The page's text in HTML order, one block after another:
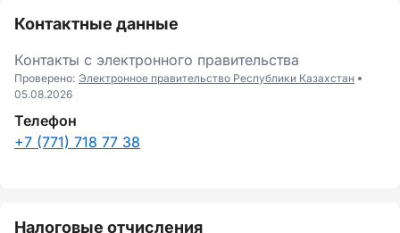
Контактные данные
Контакты с электронного правительства
Проверено: Электронное правительство Республики Казахстан
05.08.2026
Телефон
+7 (771) 718 77 38
Налоговые отчисления